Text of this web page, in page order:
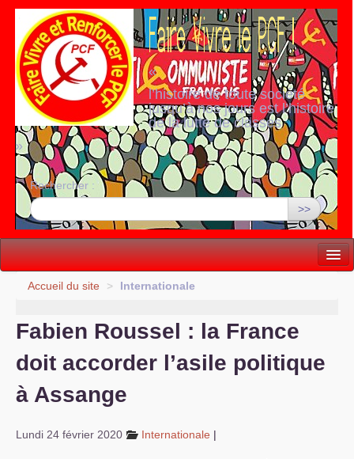
«
l’histoire de toute société
jusqu’à nos jours est l’histoire
de la lutte de classes
»
Rechercher :
>>
Vie politique
Vie du site
Accueil du site > Internationale
Fabien Roussel : la France
doit accorder l’asile politique
à Assange
Lundi 24 février 2020 Internationale |